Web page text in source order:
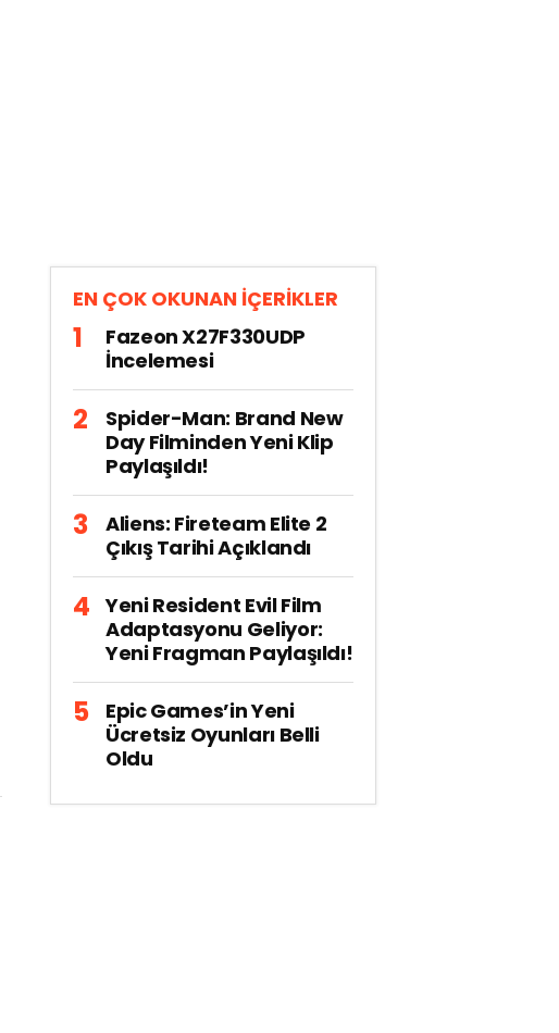
EN ÇOK OKUNAN İÇERİKLER
Fazeon X27F330UDP
İncelemesi
Spider-Man: Brand New
Day Filminden Yeni Klip
Paylaşıldı!
Aliens: Fireteam Elite 2
Çıkış Tarihi Açıklandı
Yeni Resident Evil Film
Adaptasyonu Geliyor:
Yeni Fragman Paylaşıldı!
Epic Games’in Yeni
Ücretsiz Oyunları Belli
Oldu